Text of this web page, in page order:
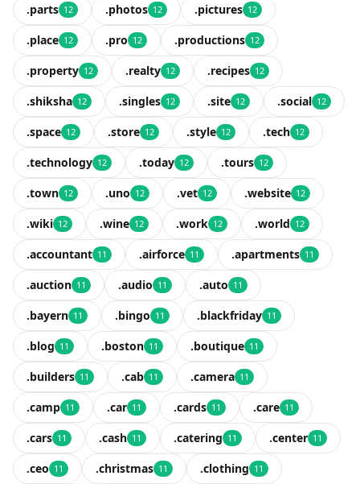
.parts 12 .photos 12 .pictures 12
.place 12 .pro 12 .productions 12
.property 12 .realty 12 .recipes 12
.shiksha 12 .singles 12 .site 12 .social 12
.space 12 .store 12 .style 12 .tech 12
.technology 12 .today 12 .tours 12
.town 12 .uno 12 .vet 12 .website 12
.wiki 12 .wine 12 .work 12 .world 12
.accountant 11 .airforce 11 .apartments 11
.auction 11 .audio 11 .auto 11
.bayern 11 .bingo 11 .blackfriday 11
.blog 11 .boston 11 .boutique 11
.builders 11 .cab 11 .camera 11
.camp 11 .car 11 .cards 11 .care 11
.cars 11 .cash 11 .catering 11 .center 11
.ceo 11 .christmas 11 .clothing 11